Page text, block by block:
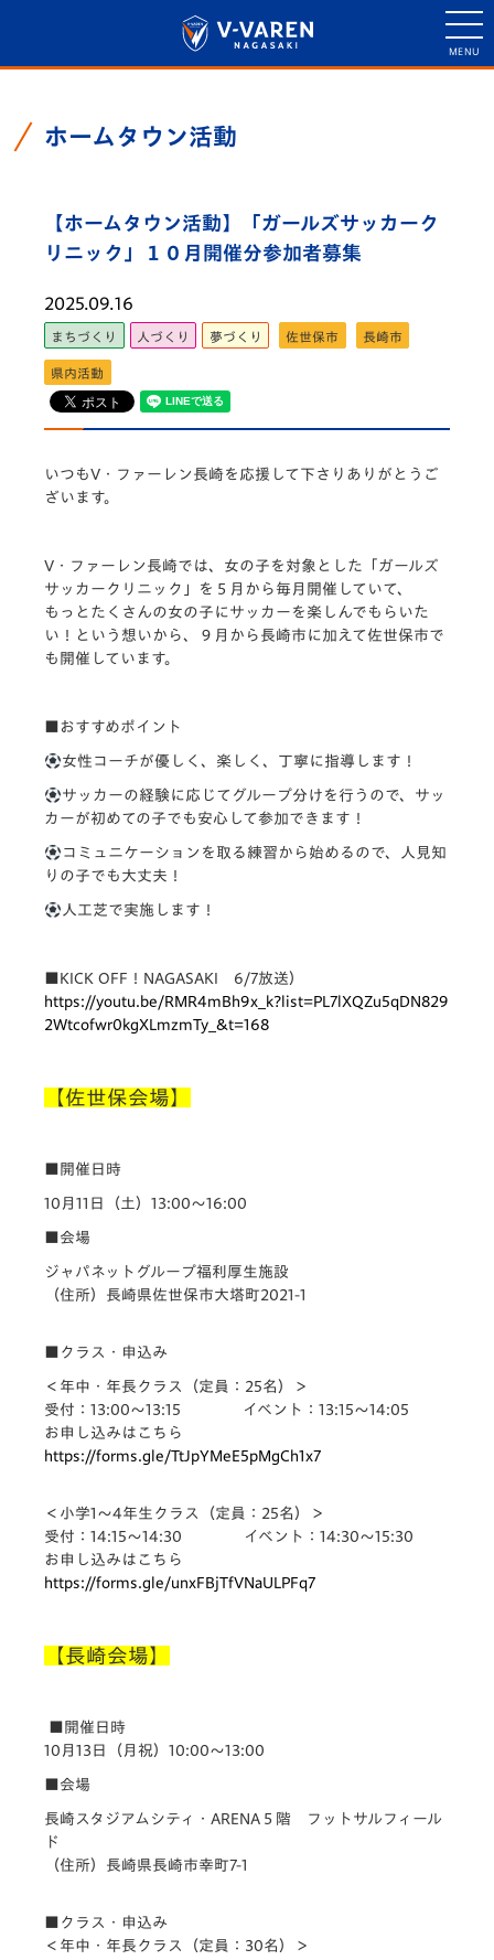
ホームタウン活動
【ホームタウン活動】「ガールズサッカーク
リニック」１０月開催分参加者募集
2025.09.16
まちづくり 人づくり 夢づくり 佐世保市 長崎市
県内活動
いつもV・ファーレン長崎を応援して下さりありがとうご
ざいます。
V・ファーレン長崎では、女の子を対象とした「ガールズ
サッカークリニック」を５月から毎月開催していて、
もっとたくさんの女の子にサッカーを楽しんでもらいた
い！という想いから、９月から長崎市に加えて佐世保市で
も開催しています。
■おすすめポイント
女性コーチが優しく、楽しく、丁寧に指導します！
サッカーの経験に応じてグループ分けを行うので、サッ
カーが初めての子でも安心して参加できます！
コミュニケーションを取る練習から始めるので、人見知
りの子でも大丈夫！
人工芝で実施します！
■KICK OFF！NAGASAKI 6/7放送）
https://youtu.be/RMR4mBh9x_k?list=PL7lXQZu5qDN829
2Wtcofwr0kgXLmzmTy_&t=168
【佐世保会場】
■開催日時
10月11日（土）13:00〜16:00
■会場
ジャパネットグループ福利厚生施設
（住所）長崎県佐世保市大塔町2021-1
■クラス・申込み
＜年中・年長クラス
（定員：25名）＞
受付：13:00〜13:15 イベント：13:15〜14:05
お申し込みはこちら
https://forms.gle/TtJpYMeE5pMgCh1x7
＜小学1〜4年生クラス
（定員：25名）＞
受付：14:15〜14:30 イベント：14:30〜15:30
お申し込みはこちら
https://forms.gle/unxFBjTfVNaULPFq7
【長崎会場】
■開催日時
10月13日（月祝）10:00〜13:00
■会場
長崎スタジアムシティ・ARENA５階 フットサルフィール
ド
（住所）長崎県長崎市幸町7-1
■クラス・申込み
＜年中・年長クラス
（定員：30名）＞